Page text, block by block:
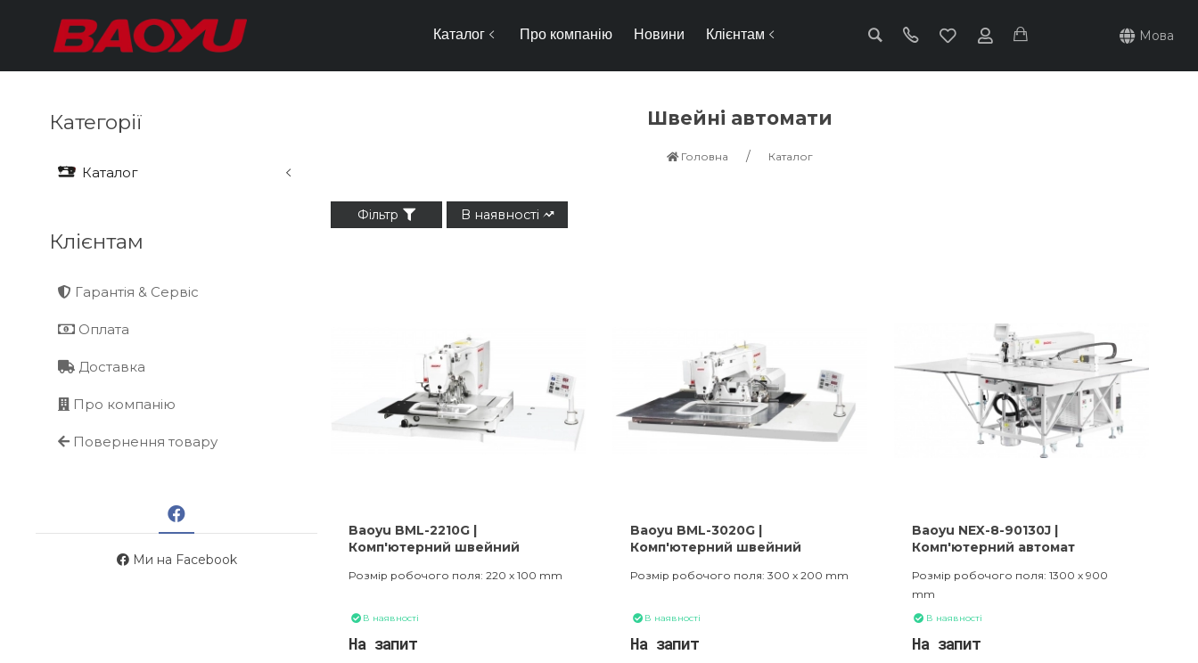
Каталог Про компанію Новини Клієнтам Мова
Категорії
Каталог
Клієнтам
Гарантія & Сервіс
Оплата
Доставка
Про компанію
Повернення товару
Ми на Facebook
Швейні автомати
Головна Каталог
Фільтр В наявності
Baoyu BML-2210G |
Комп'ютерний швейний
Розмір робочого поля: 220 x 100 mm
В наявності
На запит
Baoyu BML-3020G |
Комп'ютерний швейний
Розмір робочого поля: 300 x 200 mm
В наявності
На запит
Baoyu NEX-8-90130J |
Комп'ютерний автомат
Розмір робочого поля: 1300 x 900
mm
В наявності
На запит